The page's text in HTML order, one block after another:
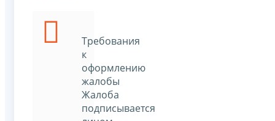
Требования
к
оформлению
жалобы
Жалоба
подписывается